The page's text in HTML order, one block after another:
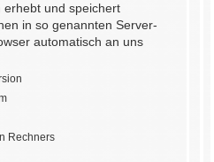
erhebt und speichert
in so genannten Server-
automatisch an uns
Rechners